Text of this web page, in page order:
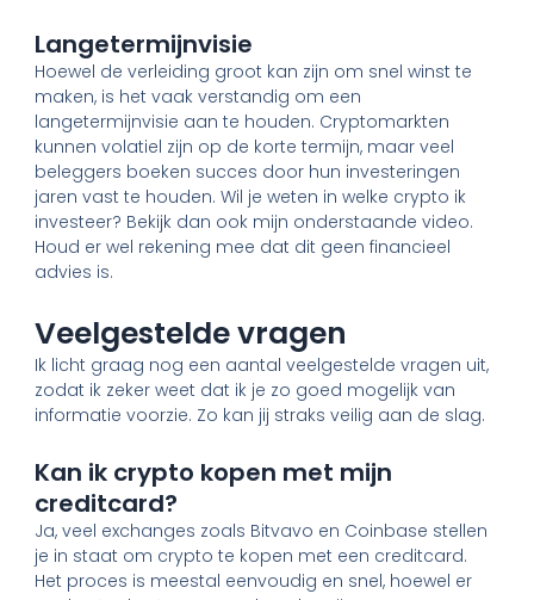
Langetermijnvisie
Hoewel de verleiding groot kan zijn om snel winst te
maken, is het vaak verstandig om een
langetermijnvisie aan te houden. Cryptomarkten
kunnen volatiel zijn op de korte termijn, maar veel
beleggers boeken succes door hun investeringen
jaren vast te houden. Wil je weten in welke crypto ik
investeer? Bekijk dan ook mijn onderstaande video.
Houd er wel rekening mee dat dit geen financieel
advies is.
Veelgestelde vragen
Ik licht graag nog een aantal veelgestelde vragen uit,
zodat ik zeker weet dat ik je zo goed mogelijk van
informatie voorzie. Zo kan jij straks veilig aan de slag.
Kan ik crypto kopen met mijn
creditcard?
Ja, veel exchanges zoals Bitvavo en Coinbase stellen
je in staat om crypto te kopen met een creditcard.
Het proces is meestal eenvoudig en snel, hoewel er